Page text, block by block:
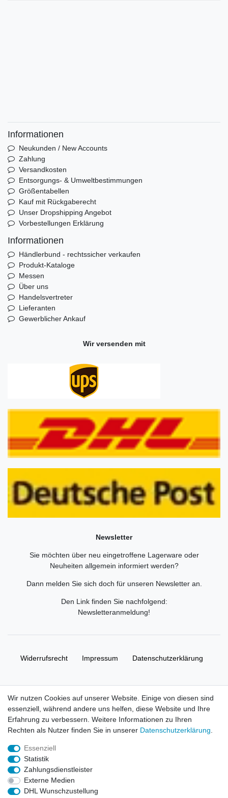
Informationen
Neukunden / New Accounts
Zahlung
Versandkosten
Entsorgungs- & Umweltbestimmungen
Größentabellen
Kauf mit Rückgaberecht
Unser Dropshipping Angebot
Vorbestellungen Erklärung
Informationen
Händlerbund - rechtssicher verkaufen
Produkt-Kataloge
Messen
Über uns
Handelsvertreter
Lieferanten
Gewerblicher Ankauf
Wir versenden mit
Newsletter
Sie möchten über neu eingetroffene Lagerware oder
Neuheiten allgemein informiert werden?
Dann melden Sie sich doch für unseren Newsletter an.
Den Link finden Sie nachfolgend:
Newsletteranmeldung!
Widerrufs­recht Impressum Daten­schutz­erklärung
© Copyright 2026 | Alle Rechte vorbehalten. HL-
Handelsgesellschaft mbH.
Alle Markennamen, Warenzeichen sowie sämtliche Produktbilder
und Beschreibungen sind Eigentum Ihrer rechtmäßigen
Eigentümer und dienen hier nur der Beschreibung.
Preise nur für registrierte Händler, ansonsten zeigt der Shop 0,00
Wir nutzen Cookies auf unserer Website. Einige von diesen sind
essenziell, während andere uns helfen, diese Website und Ihre
Erfahrung zu verbessern. Weitere Informationen zu Ihren
Rechten als Nutzer finden Sie in unserer Daten­schutz­erklärung
Essenziell
Statistik
Zahlungsdienstleister
Externe Medien
DHL Wunschzustellung